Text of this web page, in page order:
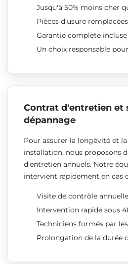
Jusqu'à 50% moins cher
Pièces d'usure
Garantie complète incluse
Un choix responsable
Contrat d'entretien et
dépannage
Pour assurer la longévité et
installation, nous proposons
d'entretien annuels. Notre
intervient rapidement en cas
Visite de contrôle
Intervention rapide sous
Techniciens formés par
Prolongation de la durée